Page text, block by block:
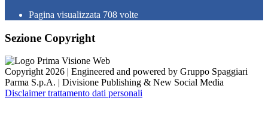
Pagina visualizzata 708 volte
Sezione Copyright
Copyright 2026 | Engineered and powered by Gruppo Spaggiari
Parma S.p.A. | Divisione Publishing & New Social Media
Disclaimer trattamento dati personali